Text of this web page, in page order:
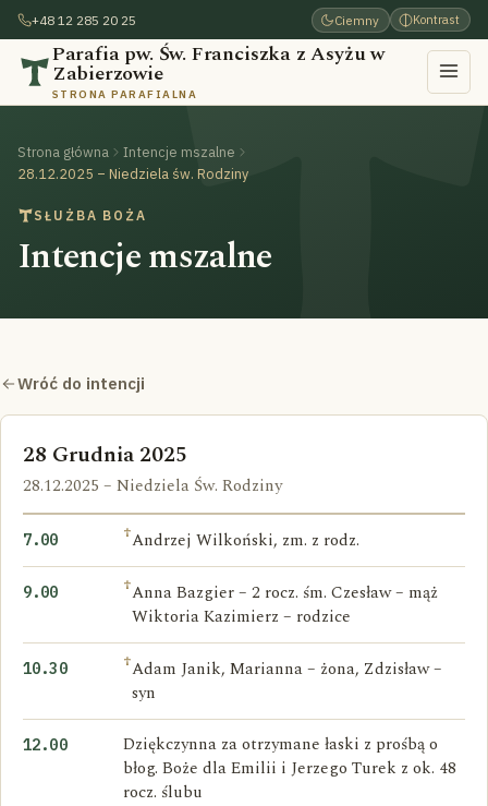
+48 12 285 20 25 Ciemny Kontrast
Parafia pw. Św. Franciszka z Asyżu w
Zabierzowie
STRONA PARAFIALNA
Strona główna
Intencje mszalne
28.12.2025 – Niedziela św. Rodziny
SŁUŻBA BOŻA
Intencje mszalne
Wróć do intencji
28 Grudnia 2025
28.12.2025 – Niedziela Św. Rodziny
7.00 †Andrzej Wilkoński, zm. z rodz.
9.00 †Anna Bazgier – 2 rocz. śm. Czesław – mąż
Wiktoria Kazimierz – rodzice
10.30 †Adam Janik, Marianna – żona, Zdzisław –
syn
12.00
Dziękczynna za otrzymane łaski z prośbą o
błog. Boże dla Emilii i Jerzego Turek z ok. 48
rocz. ślubu